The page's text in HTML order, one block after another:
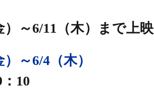
）～6/11（木）まで上映
～6/4（木）
10